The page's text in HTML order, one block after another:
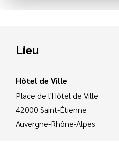
Lieu
Hôtel de Ville
Place de l'Hôtel de Ville
42000 Saint-Étienne
Auvergne-Rhône-Alpes